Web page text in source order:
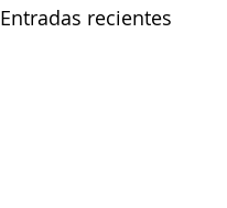
Entradas recientes